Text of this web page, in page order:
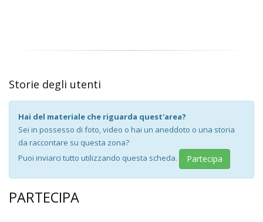
Storie degli utenti
Hai del materiale che riguarda quest'area?
Sei in possesso di foto, video o hai un aneddoto o una storia
da raccontare su questa zona?
Puoi inviarci tutto utilizzando questa scheda.
Partecipa
PARTECIPA